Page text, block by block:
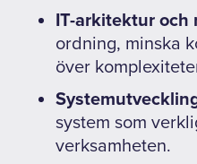
IT-arkitektur och
ordning, minska
över
system som
verksamheten.